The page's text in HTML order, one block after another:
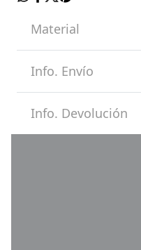
Material
Info. Envío
Info. Devolución